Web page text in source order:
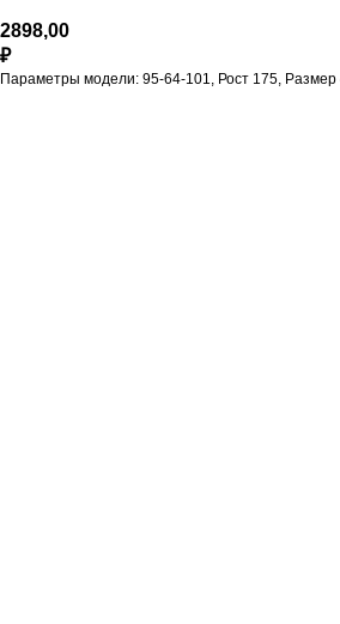
2898,00
₽
Параметры модели: 95-64-101, Рост 175, Размер